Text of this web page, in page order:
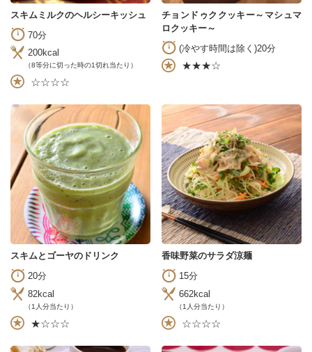
スキムミルクのヘルシーキッシュ
70分
200kcal
（8等分に切った時の1切れ当たり）
☆☆☆☆
チョンドゥククッキー～マシュマ
ロクッキー～
(冷やす時間は除く)20分
★★★☆
スキムとゴーヤのドリンク
20分
82kcal
（1人分当たり）
★☆☆☆
香味野菜のサラダ涼麺
15分
662kcal
（1人分当たり）
☆☆☆☆